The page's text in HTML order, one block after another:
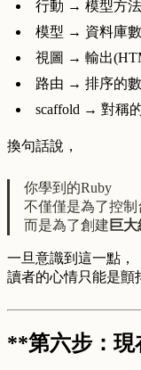
行動 → 模型方
模型 → 資料庫
視圖 → 輸出
路由 → 排序的
scaffold → 對稱
換句話說，
你學到的Ruby
不僅僅是為了控制
而是為了創建 巨
一旦意識到這一點，
讀者的心情只能是顫
**第六步：現